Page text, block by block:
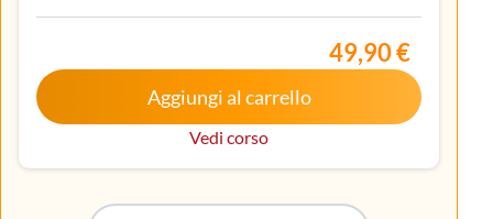
ostetricia, Infermiere, Infermiere pediatrico,
Iscritto nell’elenco speciale ad esaurimento,
Malattie metaboliche e diabetologia, Medicina
interna, Oncologia, Pediatria, Pediatria (Pediatri di
libera scelta), Tecnico sanitario di radiologia medica
49,90 €
Aggiungi al carrello
Vedi corso